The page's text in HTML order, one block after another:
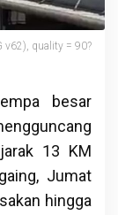
v62), quality = 90?
besar
13 KM
Jumat
hingga